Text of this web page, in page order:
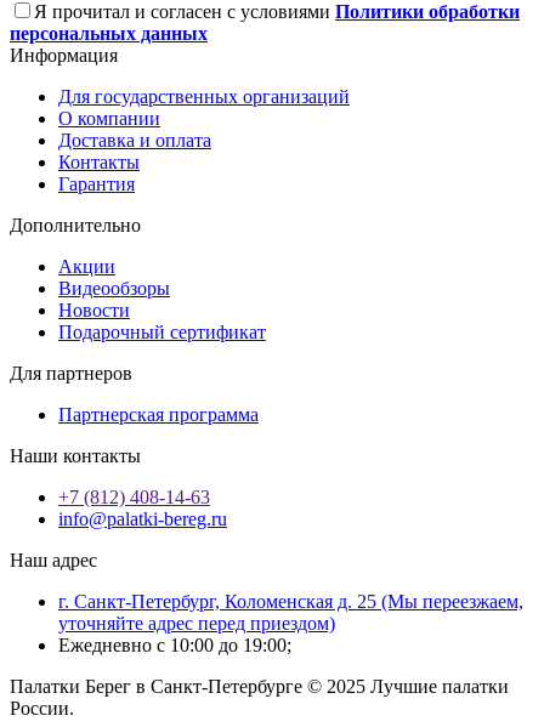
Я прочитал и согласен с условиями Политики обработки
персональных данных
Информация
Для государственных организаций
О компании
Доставка и оплата
Контакты
Гарантия
Дополнительно
Акции
Видеообзоры
Новости
Подарочный сертификат
Для партнеров
Партнерская программа
Наши контакты
+7 (812) 408-14-63
info@palatki-bereg.ru
Наш адрес
г. Санкт-Петербург, Коломенская д. 25 (Мы переезжаем,
уточняйте адрес перед приездом)
Ежедневно с 10:00 до 19:00;
Палатки Берег в Санкт-Петербурге © 2025 Лучшие палатки
России.